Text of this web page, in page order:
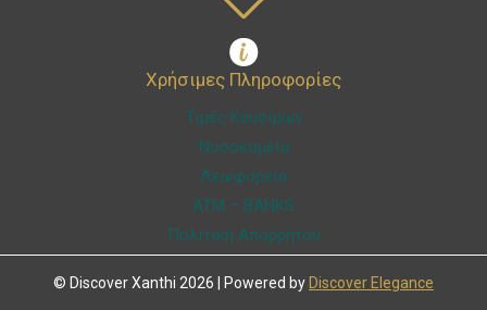
Χρήσιμες Πληροφορίες
Τιμές Καυσίμων
Νοσοκομεία
Λεωφορεία
ATM – BANKS
Πολιτική Απορρήτου
© Discover Xanthi 2026 | Powered by Discover Elegance